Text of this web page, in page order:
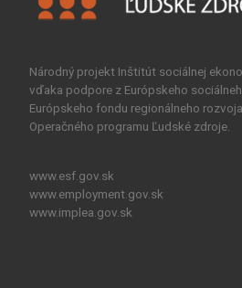
Národný projekt Inštitút sociálnej
vďaka podpore z Európskeho
Európskeho fondu regionálneho
Operačného programu Ľudské zdroje.
www.esf.gov.sk
www.employment.gov.sk
www.implea.gov.sk